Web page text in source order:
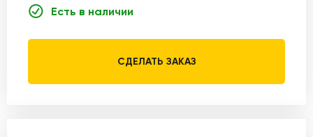
Есть в наличии
СДЕЛАТЬ ЗАКАЗ